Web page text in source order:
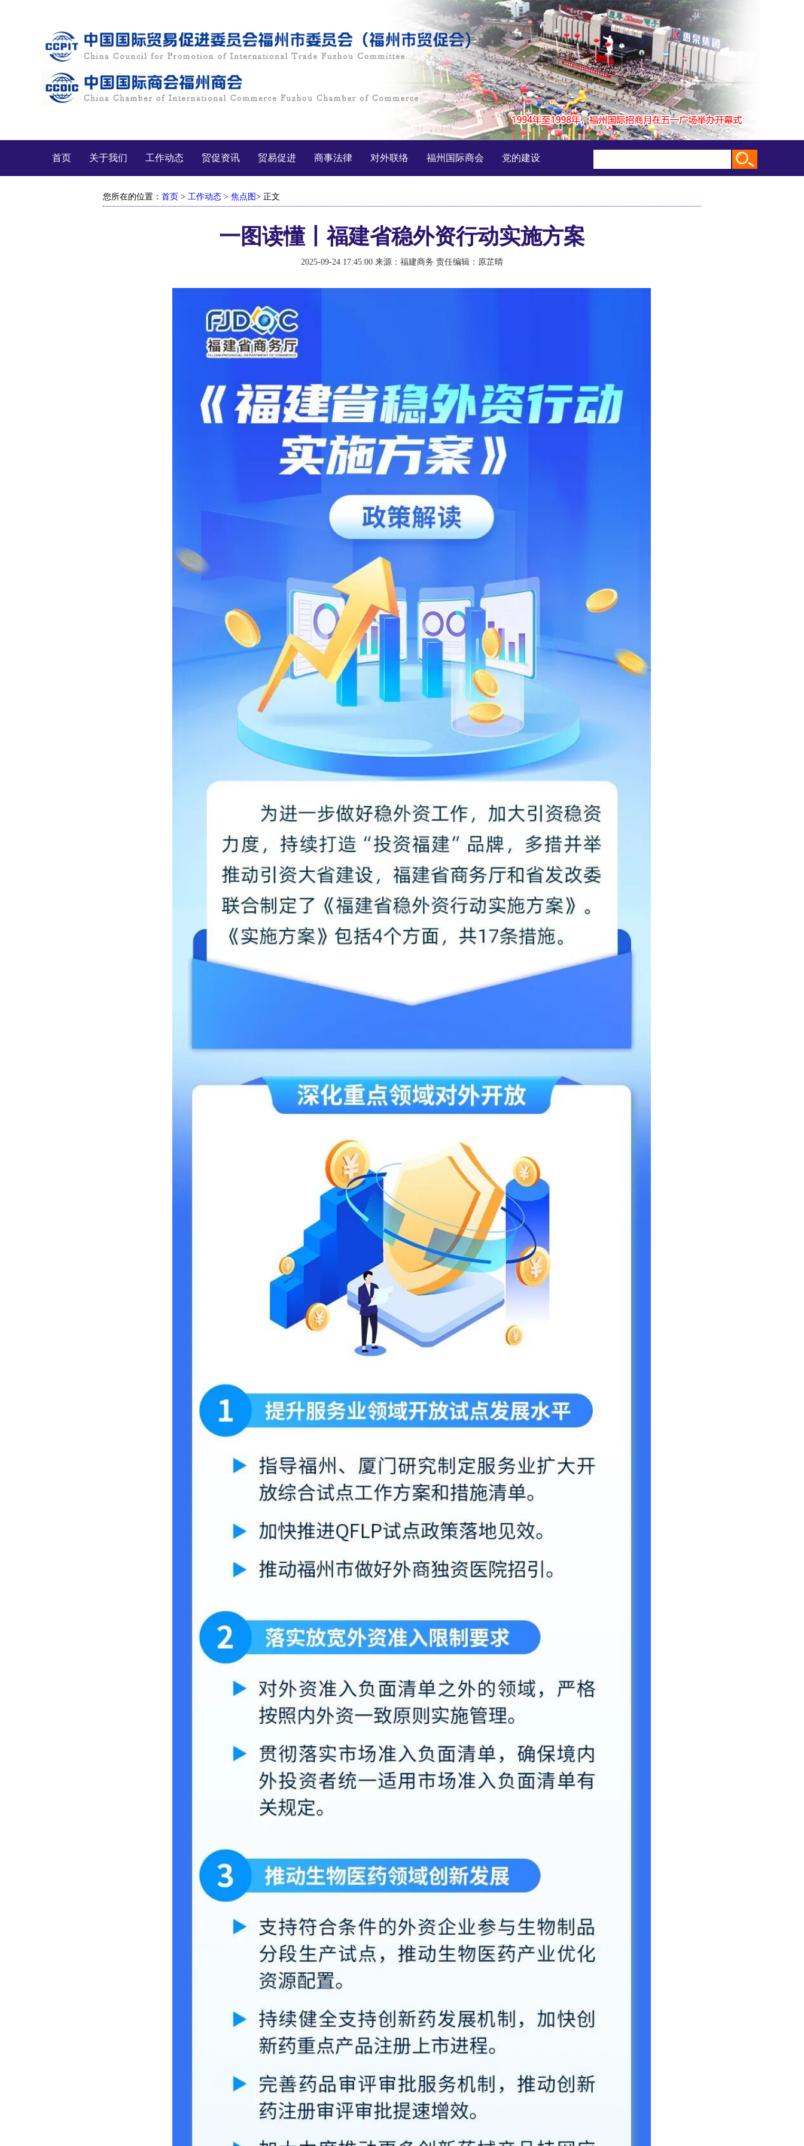
首页 关于我们 工作动态 贸促资讯 贸易促进 商事法律 对外联络 福州国际商会 党的建设
您所在的位置： 首页 > 工作动态 > 焦点图 > 正文
一图读懂丨福建省稳外资行动实施方案
2025-09-24 17:45:00 来源：福建商务 责任编辑：原芷晴